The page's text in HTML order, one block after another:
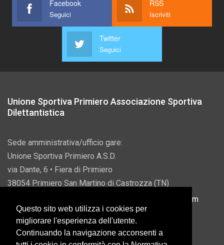
Facebook
Seguici
RSS
Iscriviti
Twitter
Seguici
Unione Sportiva Primiero Associazione Sportiva
Dilettantistica
Sede amministrativa/ufficio gare:
Unione Sportiva Primiero A.S.D.
via Dante, 6 • Fiera di Primiero
38054 Primiero San Martino di Castrozza (TN)
info@usprimiero.com
Questo sito web utilizza i cookies per
migliorare l'esperienza dell'utente.
Continuando la navigazione acconsenti a